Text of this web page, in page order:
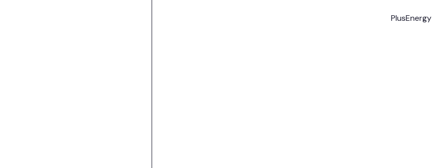
PlusEnergy